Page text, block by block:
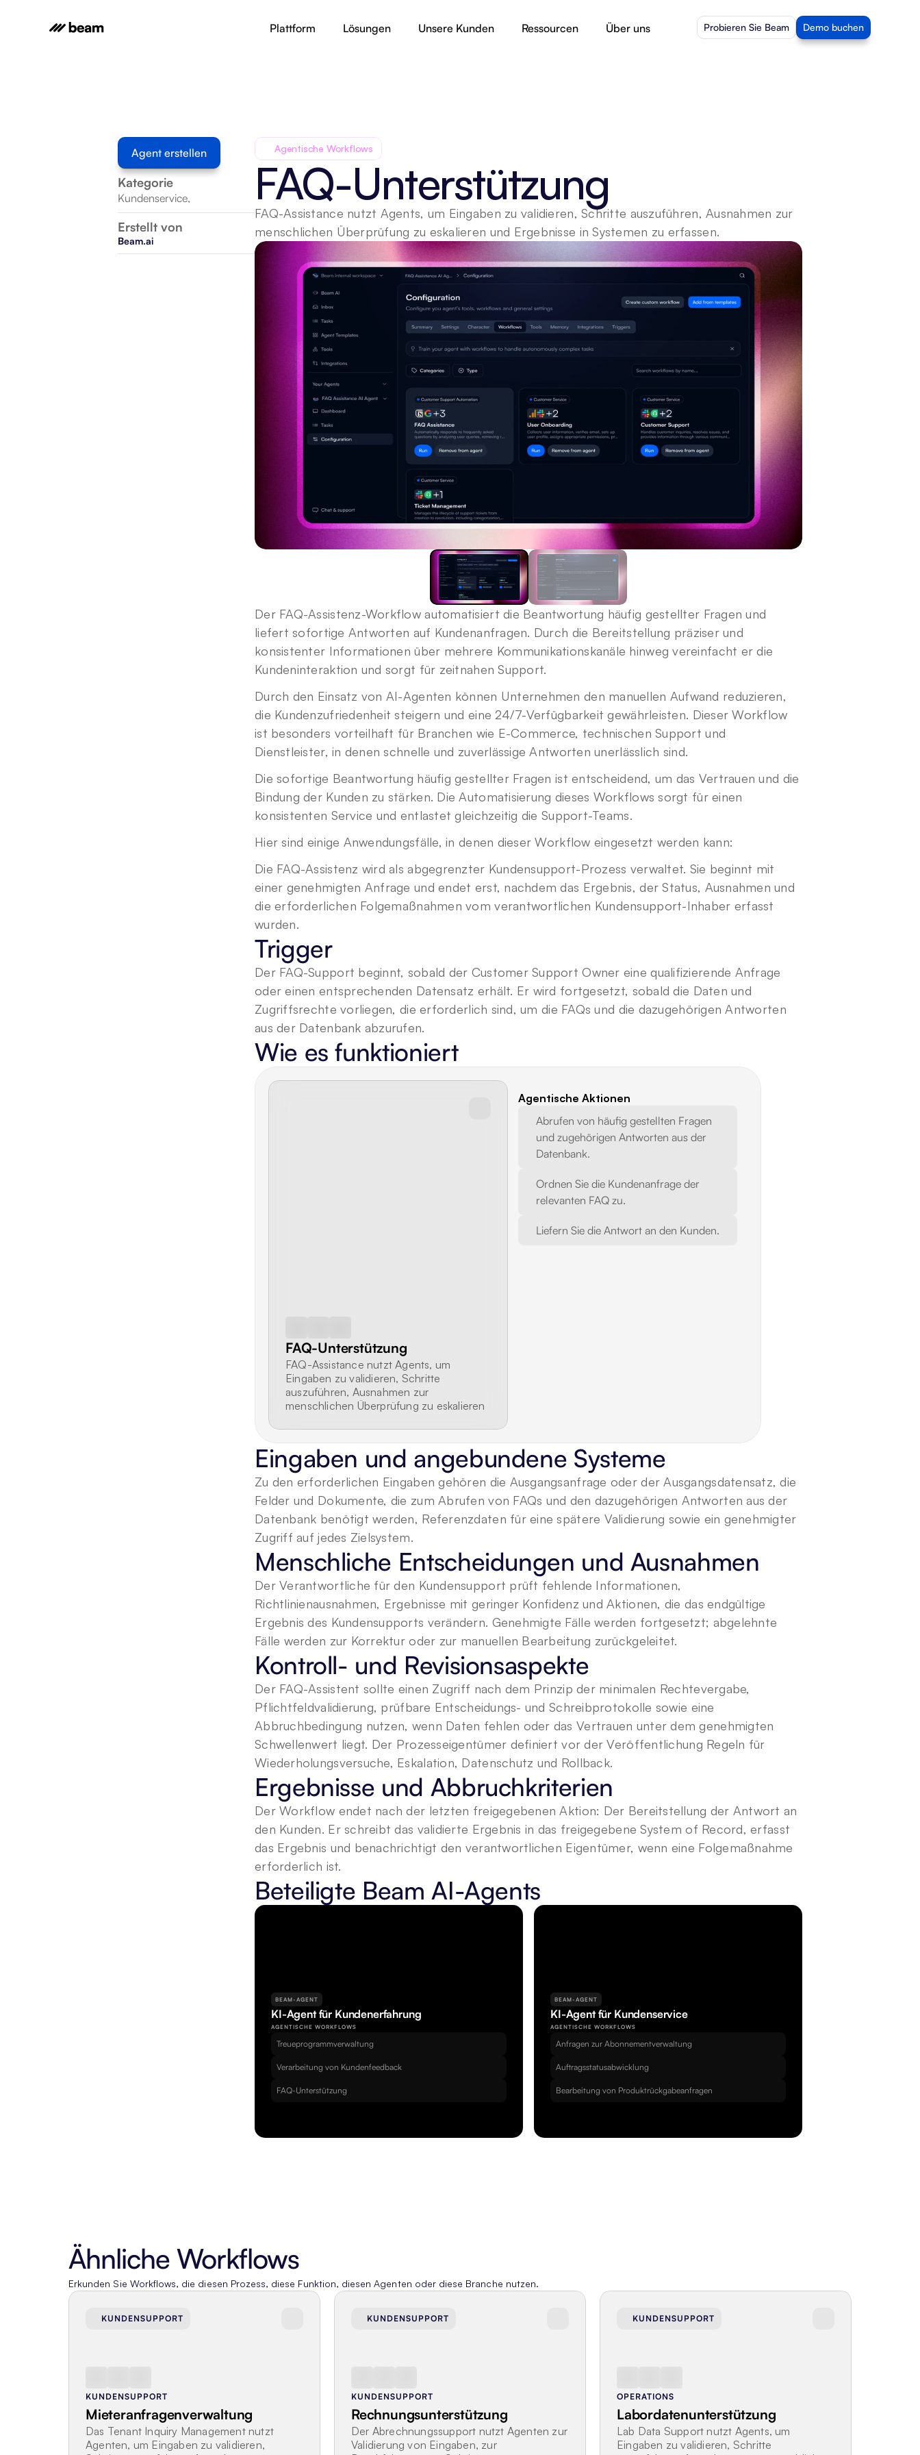
Plattform Lösungen Unsere Kunden Ressourcen Über uns Probieren Sie Beam Demo buchen
Agent erstellen
Kategorie
Kundenservice,
Erstellt von
Beam.ai
Agentische Workflows
FAQ-Unterstützung
FAQ-Assistance nutzt Agents, um Eingaben zu validieren, Schritte auszuführen, Ausnahmen zur
menschlichen Überprüfung zu eskalieren und Ergebnisse in Systemen zu erfassen.
Der FAQ-Assistenz-Workflow automatisiert die Beantwortung häufig gestellter Fragen und
liefert sofortige Antworten auf Kundenanfragen. Durch die Bereitstellung präziser und
konsistenter Informationen über mehrere Kommunikationskanäle hinweg vereinfacht er die
Kundeninteraktion und sorgt für zeitnahen Support.
Durch den Einsatz von AI-Agenten können Unternehmen den manuellen Aufwand reduzieren,
die Kundenzufriedenheit steigern und eine 24/7-Verfügbarkeit gewährleisten. Dieser Workflow
ist besonders vorteilhaft für Branchen wie E-Commerce, technischen Support und
Dienstleister, in denen schnelle und zuverlässige Antworten unerlässlich sind.
Die sofortige Beantwortung häufig gestellter Fragen ist entscheidend, um das Vertrauen und die
Bindung der Kunden zu stärken. Die Automatisierung dieses Workflows sorgt für einen
konsistenten Service und entlastet gleichzeitig die Support-Teams.
Hier sind einige Anwendungsfälle, in denen dieser Workflow eingesetzt werden kann:
Die FAQ-Assistenz wird als abgegrenzter Kundensupport-Prozess verwaltet. Sie beginnt mit
einer genehmigten Anfrage und endet erst, nachdem das Ergebnis, der Status, Ausnahmen und
die erforderlichen Folgemaßnahmen vom verantwortlichen Kundensupport-Inhaber erfasst
wurden.
Trigger
Der FAQ-Support beginnt, sobald der Customer Support Owner eine qualifizierende Anfrage
oder einen entsprechenden Datensatz erhält. Er wird fortgesetzt, sobald die Daten und
Zugriffsrechte vorliegen, die erforderlich sind, um die FAQs und die dazugehörigen Antworten
aus der Datenbank abzurufen.
Wie es funktioniert
FAQ-Unterstützung
FAQ-Assistance nutzt Agents, um
Eingaben zu validieren, Schritte
auszuführen, Ausnahmen zur
menschlichen Überprüfung zu eskalieren
Agentische Aktionen
Abrufen von häufig gestellten Fragen
und zugehörigen Antworten aus der
Datenbank.
Ordnen Sie die Kundenanfrage der
relevanten FAQ zu.
Liefern Sie die Antwort an den Kunden.
Eingaben und angebundene Systeme
Zu den erforderlichen Eingaben gehören die Ausgangsanfrage oder der Ausgangsdatensatz, die
Felder und Dokumente, die zum Abrufen von FAQs und den dazugehörigen Antworten aus der
Datenbank benötigt werden, Referenzdaten für eine spätere Validierung sowie ein genehmigter
Zugriff auf jedes Zielsystem.
Menschliche Entscheidungen und Ausnahmen
Der Verantwortliche für den Kundensupport prüft fehlende Informationen,
Richtlinienausnahmen, Ergebnisse mit geringer Konfidenz und Aktionen, die das endgültige
Ergebnis des Kundensupports verändern. Genehmigte Fälle werden fortgesetzt; abgelehnte
Fälle werden zur Korrektur oder zur manuellen Bearbeitung zurückgeleitet.
Kontroll- und Revisionsaspekte
Der FAQ-Assistent sollte einen Zugriff nach dem Prinzip der minimalen Rechtevergabe,
Pflichtfeldvalidierung, prüfbare Entscheidungs- und Schreibprotokolle sowie eine
Abbruchbedingung nutzen, wenn Daten fehlen oder das Vertrauen unter dem genehmigten
Schwellenwert liegt. Der Prozesseigentümer definiert vor der Veröffentlichung Regeln für
Wiederholungsversuche, Eskalation, Datenschutz und Rollback.
Ergebnisse und Abbruchkriterien
Der Workflow endet nach der letzten freigegebenen Aktion: Der Bereitstellung der Antwort an
den Kunden. Er schreibt das validierte Ergebnis in das freigegebene System of Record, erfasst
das Ergebnis und benachrichtigt den verantwortlichen Eigentümer, wenn eine Folgemaßnahme
erforderlich ist.
Beteiligte Beam AI-Agents
KI-Agent für Kundenerfahrung
BEAM-AGENT
AGENTISCHE WORKFLOWS
Treueprogrammverwaltung
Verarbeitung von Kundenfeedback
FAQ-Unterstützung
KI-Agent für Kundenservice
BEAM-AGENT
AGENTISCHE WORKFLOWS
Anfragen zur Abonnementverwaltung
Auftragsstatusabwicklung
Bearbeitung von Produktrückgabeanfragen
Ähnliche Workflows
Erkunden Sie Workflows, die diesen Prozess, diese Funktion, diesen Agenten oder diese Branche nutzen.
KUNDENSUPPORT
KUNDENSUPPORT
Mieteranfragenverwaltung
Das Tenant Inquiry Management nutzt
Agenten, um Eingaben zu validieren,
KUNDENSUPPORT
KUNDENSUPPORT
Rechnungsunterstützung
Der Abrechnungssupport nutzt Agenten zur
Validierung von Eingaben, zur
KUNDENSUPPORT
OPERATIONS
Labordatenunterstützung
Lab Data Support nutzt Agents, um
Eingaben zu validieren, Schritte